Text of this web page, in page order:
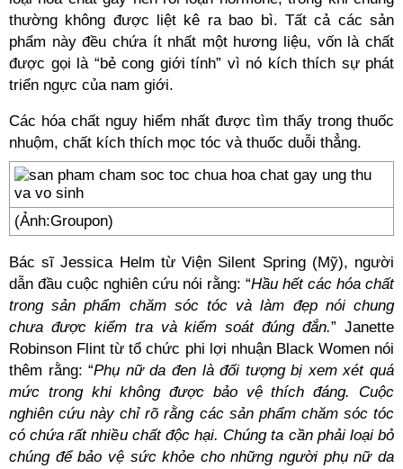
thường không được liệt kê ra bao bì. Tất cả các sản
phẩm này đều chứa ít nhất một hương liệu, vốn là chất
được gọi là “bẻ cong giới tính” vì nó kích thích sự phát
triển ngực của nam giới.
Các hóa chất nguy hiểm nhất được tìm thấy trong thuốc
nhuộm, chất kích thích mọc tóc và thuốc duỗi thẳng.
(Ảnh:Groupon)
Bác sĩ Jessica Helm từ Viện Silent Spring (Mỹ), người
dẫn đầu cuộc nghiên cứu nói rằng: “Hầu hết các hóa chất
trong sản phẩm chăm sóc tóc và làm đẹp nói chung
chưa được kiểm tra và kiểm soát đúng đắn.” Janette
Robinson Flint từ tổ chức phi lợi nhuận Black Women nói
thêm rằng: “Phụ nữ da đen là đối tượng bị xem xét quá
mức trong khi không được bảo vệ thích đáng. Cuộc
nghiên cứu này chỉ rõ rằng các sản phẩm chăm sóc tóc
có chứa rất nhiều chất độc hại. Chúng ta cần phải loại bỏ
chúng để bảo vệ sức khỏe cho những người phụ nữ da